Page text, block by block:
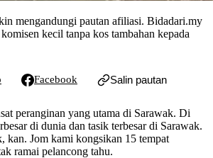
mengandungi pautan afiliasi. Bidadari.my
kecil tanpa kos tambahan kepada
Facebook Salin pautan
peranginan yang utama di Sarawak. Di
di dunia dan tasik terbesar di Sarawak.
kan. Jom kami kongsikan 15 tempat
ramai pelancong tahu.